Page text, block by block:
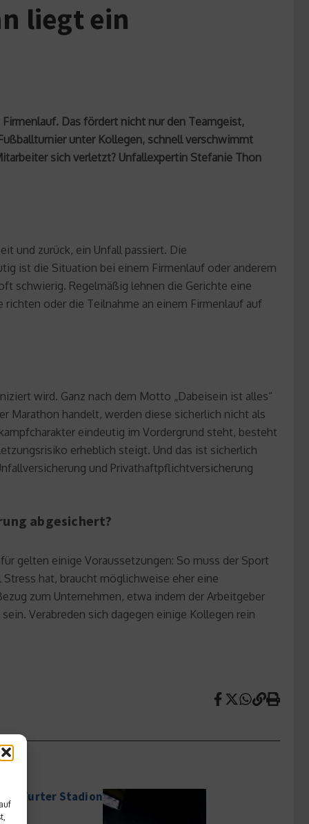
liegt ein
Das fördert nicht nur den Teamgeist,
unter Kollegen, schnell verschwimmt
sich verletzt? Unfallexpertin Stefanie Thon
und zurück, ein Unfall passiert. Die
ist die Situation bei einem Firmenlauf oder anderem
schwierig. Regelmäßig lehnen die Gerichte eine
oder die Teilnahme an einem Firmenlauf auf
wird. Ganz nach dem Motto „Dabeisein ist alles“
Marathon handelt, werden diese sicherlich nicht als
eindeutig im Vordergrund steht, besteht
erheblich steigt. Und das ist sicherlich
und Privathaftpflichtversicherung
abgesichert?
gelten einige Voraussetzungen: So muss der Sport
hat, braucht möglichweise eher eine
zum Unternehmen, etwa indem der Arbeitgeber
Verabreden sich dagegen einige Kollegen rein
Stadion